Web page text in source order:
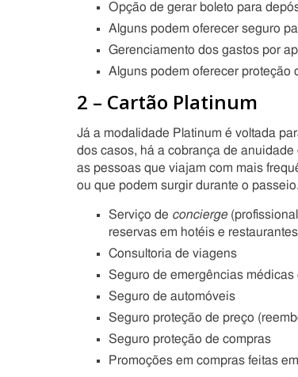
Opção de gerar boleto para
Alguns podem oferecer seguro
Gerenciamento dos gastos por
Alguns podem oferecer proteção
2 – Cartão Platinum
Já a modalidade Platinum é voltada
dos casos, há a cobrança de
as pessoas que viajam com mais
ou que podem surgir durante o
Serviço de concierge
reservas em hotéis e
Consultoria de viagens
Seguro de emergências médicas
Seguro de automóveis
Seguro proteção de preço
Seguro proteção de compras
Promoções em compras feitas